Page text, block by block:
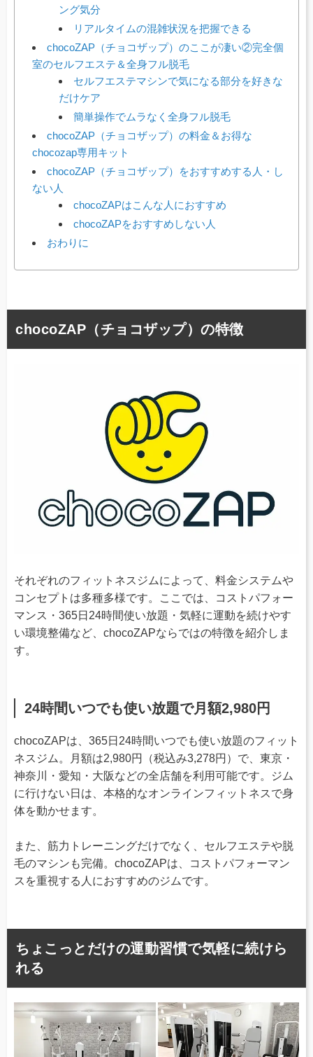
ング気分
リアルタイムの混雑状況を把握できる
chocoZAP（チョコザップ）のここが凄い②完全個
室のセルフエステ＆全身フル脱毛
セルフエステマシンで気になる部分を好きな
だけケア
簡単操作でムラなく全身フル脱毛
chocoZAP（チョコザップ）の料金＆お得な
chocozap専用キット
chocoZAP（チョコザップ）をおすすめする人・し
ない人
chocoZAPはこんな人におすすめ
chocoZAPをおすすめしない人
おわりに
chocoZAP（チョコザップ）の特徴
それぞれのフィットネスジムによって、料金システムや
コンセプトは多種多様です。ここでは、コストパフォー
マンス・365日24時間使い放題・気軽に運動を続けやす
い環境整備など、chocoZAPならではの特徴を紹介しま
す。
24時間いつでも使い放題で月額2,980円
chocoZAPは、365日24時間いつでも使い放題のフィット
ネスジム。月額は2,980円（税込み3,278円）で、東京・
神奈川・愛知・大阪などの全店舗を利用可能です。ジム
に行けない日は、本格的なオンラインフィットネスで身
体を動かせます。
また、筋力トレーニングだけでなく、セルフエステや脱
毛のマシンも完備。chocoZAPは、コストパフォーマン
スを重視する人におすすめのジムです。
ちょこっとだけの運動習慣で気軽に続けら
れる